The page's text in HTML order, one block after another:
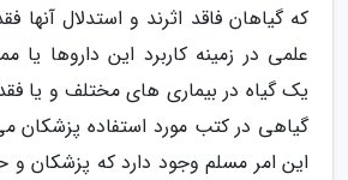
که گیاهان فاقد اثرند و استدلال آنها
علمی در زمینه کاربرد این داروها یا
یک گیاه در بیماری های مختلف و یا
گیاهی در کتب مورد استفاده پزشکان
این امر مسلم وجود دارد که پزشکان